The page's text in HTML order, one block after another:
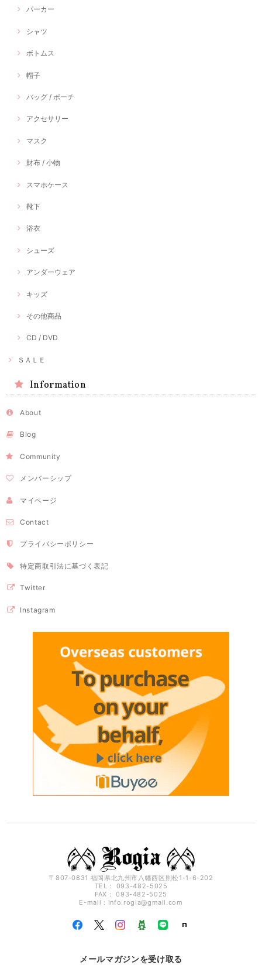
パーカー
シャツ
ボトムス
帽子
バッグ / ポーチ
アクセサリー
マスク
財布 / 小物
スマホケース
靴下
浴衣
シューズ
アンダーウェア
キッズ
その他商品
CD / DVD
ＳＡＬＥ
Information
About
Blog
Community
メンバーシップ
マイページ
Contact
プライバシーポリシー
特定商取引法に基づく表記
Twitter
Instagram
〒807-0831 福岡県北九州市八幡西区則松1-1-6-202
TEL： 093-482-5025
FAX： 093-482-5025
E-mail： info.rogia@gmail.com
メールマガジンを受け取る